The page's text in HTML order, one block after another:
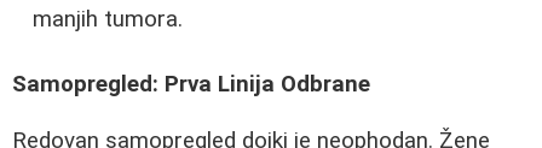
manjih tumora.
Samopregled: Prva Linija Odbrane
Redovan samopregled dojki je neophodan. Žene